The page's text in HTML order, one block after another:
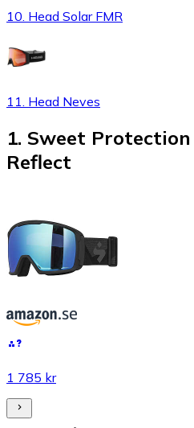
10. Head Solar FMR
11. Head Neves
1. Sweet
Reflect
1 785 kr